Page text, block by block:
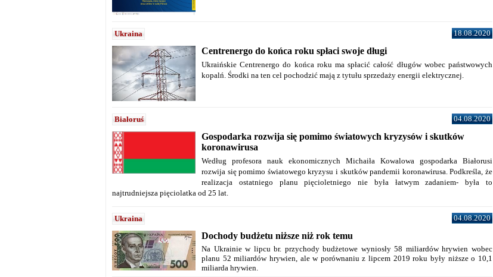
Ukraina 18.08.2020
Centrenergo do końca roku spłaci swoje długi
Ukraińskie Centrenergo do końca roku ma spłacić całość długów wobec państwowych
kopalń. Środki na ten cel pochodzić mają z tytułu sprzedaży energii elektrycznej.
Białoruś 04.08.2020
Gospodarka rozwija się pomimo światowych kryzysów i skutków
koronawirusa
Według profesora nauk ekonomicznych Michaiła Kowalowa gospodarka Białorusi
rozwija się pomimo światowego kryzysu i skutków pandemii koronawirusa. Podkreśla, że
realizacja ostatniego planu pięcioletniego nie była łatwym zadaniem- była to
najtrudniejsza pięciolatka od 25 lat.
Ukraina 04.08.2020
Dochody budżetu niższe niż rok temu
Na Ukrainie w lipcu br. przychody budżetowe wyniosły 58 miliardów hrywien wobec
planu 52 miliardów hrywien, ale w porównaniu z lipcem 2019 roku były niższe o 10,1
miliarda hrywien.